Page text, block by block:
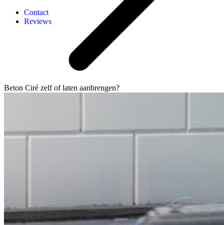
Contact
Reviews
Beton Ciré zelf of laten aanbrengen?